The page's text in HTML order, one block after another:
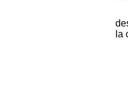
la